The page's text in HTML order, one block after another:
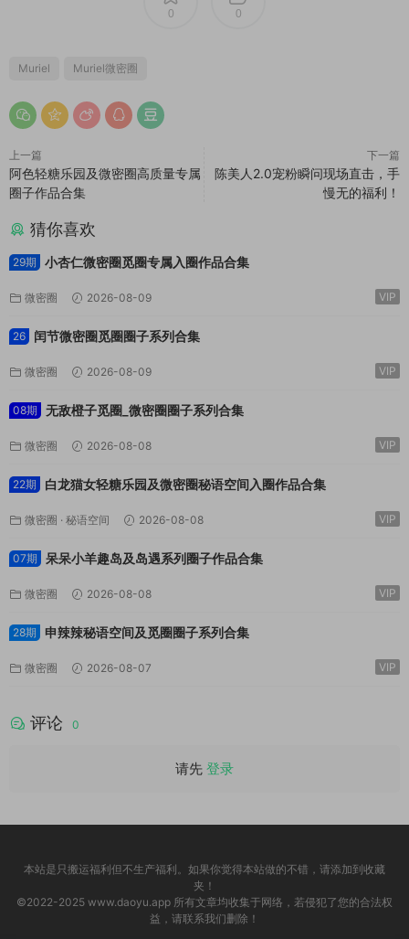
0 0
Muriel Muriel微密圈
上一篇
阿色轻糖乐园及微密圈高质量专属
圈子作品合集
下一篇
陈美人2.0宠粉瞬问现场直击，手
慢无的福利！
猜你喜欢
29期 小杏仁微密圈觅圈专属入圈作品合集
微密圈 2026-08-09 VIP
26 闰节微密圈觅圈圈子系列合集
微密圈 2026-08-09 VIP
08期 无敌橙子觅圈_微密圈圈子系列合集
微密圈 2026-08-08 VIP
22期 白龙猫女轻糖乐园及微密圈秘语空间入圈作品合集
微密圈 · 秘语空间 2026-08-08 VIP
07期 呆呆小羊趣岛及岛遇系列圈子作品合集
微密圈 2026-08-08 VIP
28期 申辣辣秘语空间及觅圈圈子系列合集
微密圈 2026-08-07 VIP
评论 0
请先 登录
本站是只搬运福利但不生产福利。如果你觉得本站做的不错，请添加到收藏
夹！
©2022-2025 www.daoyu.app 所有文章均收集于网络，若侵犯了您的合法权
益，请联系我们删除！